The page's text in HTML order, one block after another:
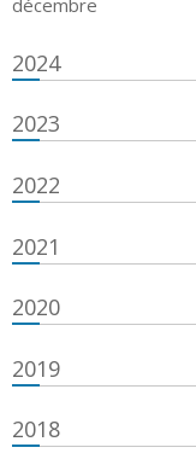
décembre
2024
2023
2022
2021
2020
2019
2018